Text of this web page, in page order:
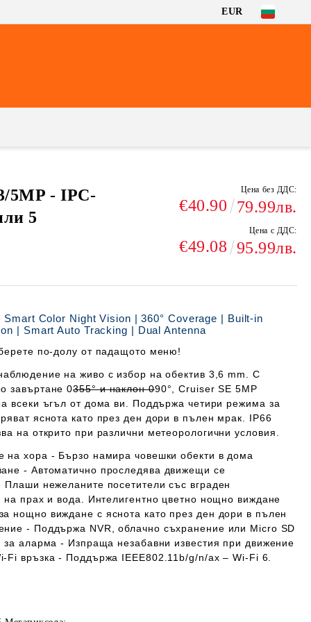
EUR
5MP - IPC-
5
Цена без ДДС:
€40.90 79.99лв.
Цена с ДДС:
€49.08 95.99лв.
Color Night Vision | 360° Coverage | Built-in
| Smart Auto Tracking | Dual Antenna
по-долу от падащото меню!
на живо с избор на обектив 3,6 mm. С
завъртане 0355° и наклон 090°,Cruiser SE 5MP
всеки ъгъл от дома ви. Поддържа четири режима за
яснота като през ден дори в пълен мрак. IP66
на открито при различни метеорологични условия.
на хора - Бързо намира човешки обекти в дома
- Автоматично проследява движещи се
Плаши нежеланите посетители със вграден
на прах и вода. Интелигентно цветно нощно виждане
нощно виждане с яснота като през ден дори в пълен
- Поддържа NVR, облачно съхранение или Micro SD
за аларма - Изпраща незабавни известия при движение
Fi връзка - Поддържа IEEE802.11b/g/n/ax – Wi-Fi 6.